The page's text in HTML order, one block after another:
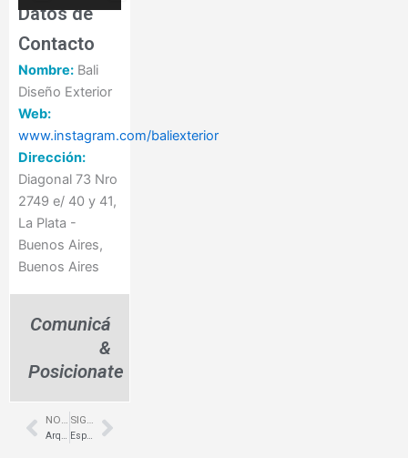
Datos de
Contacto
Nombre: Bali
Diseño Exterior
Web:
www.instagram.com/baliexterior
Dirección:
Diagonal 73 Nro
2749 e/ 40 y 41,
La Plata -
Buenos Aires,
Buenos Aires
Comunicá
&
Posicionate
Prev
NOTA ANTERIOR
Arquitectura y diseño – Devoto – Interiores Maluk
SIGUIENTE NOTA
Espacios de trabajo In Between – CABA – Grupo A2 Next